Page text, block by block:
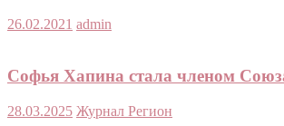
26.02.2021 admin
Софья Хапина стала членом
28.03.2025 Журнал Регион